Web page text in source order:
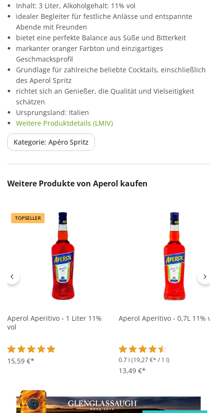
Inhalt: 3 Liter, Alkoholgehalt: 11% vol
idealer Begleiter für festliche Anlässe und entspannte
Abende mit Freunden
bietet eine perfekte Balance aus Süße und Bitterkeit
markanter oranger Farbton und einzigartiges
Geschmacksprofil
Grundlage für zahlreiche beliebte Cocktails, einschließlich
des Aperol Spritz
richtet sich an Genießer, die Qualität und Vielseitigkeit
schätzen
Ursprungsland: Italien
Weitere Produktdetails (LMIV)
Kategorie: Apéro Spritz
Produktgalerie überspringen
Weitere Produkte von Aperol kaufen
TOPSELLER
Aperol Aperitivo - 1 Liter 11%
vol
Durchschnittliche Bewertung von 4.9 von 5 Sternen
15,59 €*
Aperol Aperitivo - 0,7L 11% vol
Durchschnittliche
0.7 l (19,27 €* / 1 l)
13,49 €*